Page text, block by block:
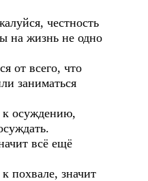
честность
на жизнь не одно
от всего, что
заниматься
осуждению,
всё ещё
похвале, значит